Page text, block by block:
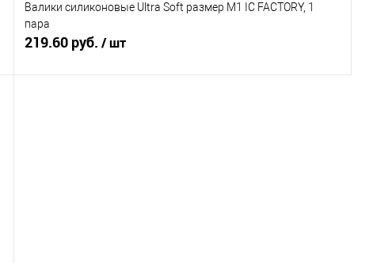
Валики силиконовые Ultra Soft размер M1 IC FACTORY, 1
пара
219.60 руб. / шт